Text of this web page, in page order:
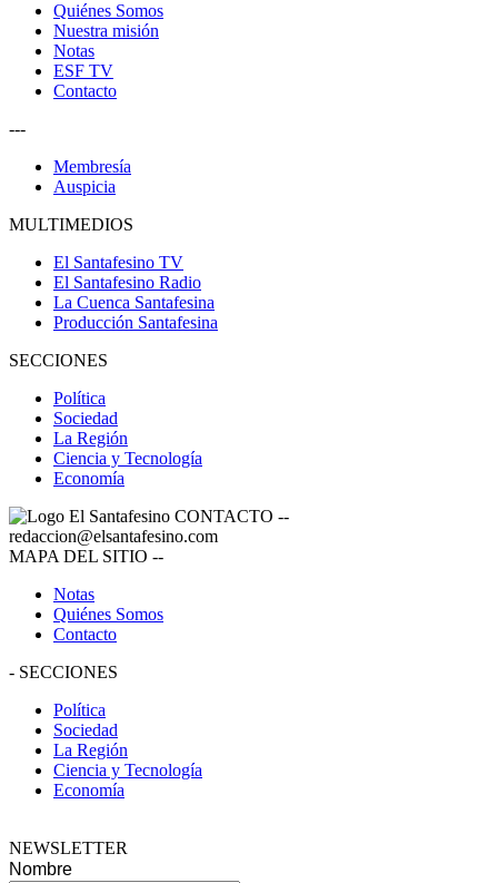
Quiénes Somos
Nuestra misión
Notas
ESF TV
Contacto
---
Membresía
Auspicia
MULTIMEDIOS
El Santafesino TV
El Santafesino Radio
La Cuenca Santafesina
Producción Santafesina
SECCIONES
Política
Sociedad
La Región
Ciencia y Tecnología
Economía
CONTACTO --
redaccion@elsantafesino.com
MAPA DEL SITIO --
Notas
Quiénes Somos
Contacto
- SECCIONES
Política
Sociedad
La Región
Ciencia y Tecnología
Economía
NEWSLETTER
Nombre